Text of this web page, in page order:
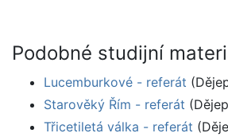
Podobné studijní
Lucemburkové - referát
Starověký Řím - referát
Třicetiletá válka - referát